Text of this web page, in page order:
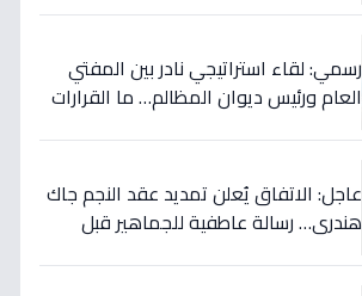
رسمي: لقاء استراتيجي نادر بين المفتي
العام ورئيس ديوان المظالم… ما القرارات
عاجل: الاتفاق يُعلن تمديد عقد النجم جاك
هندري… رسالة عاطفية للجماهير قبل